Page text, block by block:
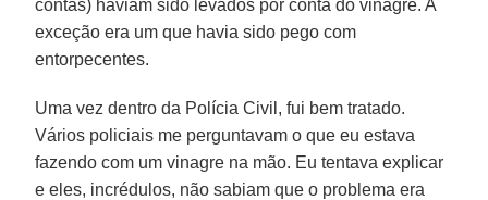
contas) haviam sido levados por conta do vinagre. A
exceção era um que havia sido pego com
entorpecentes.
Uma vez dentro da Polícia Civil, fui bem tratado.
Vários policiais me perguntavam o que eu estava
fazendo com um vinagre na mão. Eu tentava explicar
e eles, incrédulos, não sabiam que o problema era